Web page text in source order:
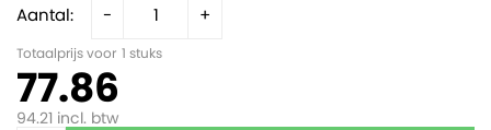
Aantal: - +
Totaalprijs voor 1 stuks
77.86
94.21 incl. btw